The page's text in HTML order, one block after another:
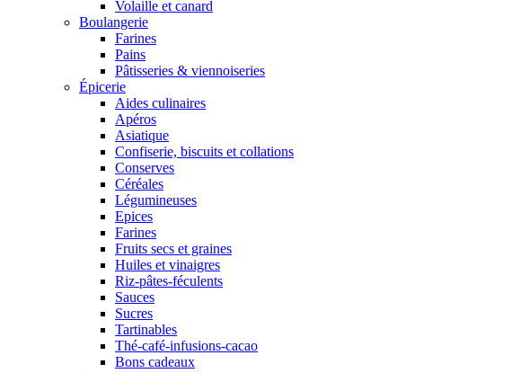
Volaille et canard
Boulangerie
Farines
Pains
Pâtisseries & viennoiseries
Épicerie
Aides culinaires
Apéros
Asiatique
Confiserie, biscuits et collations
Conserves
Céréales
Légumineuses
Epices
Farines
Fruits secs et graines
Huiles et vinaigres
Riz-pâtes-féculents
Sauces
Sucres
Tartinables
Thé-café-infusions-cacao
Bons cadeaux